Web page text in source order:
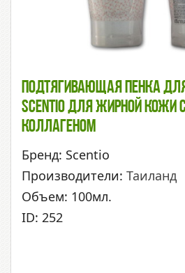
Подтягивающая Пенка
Scentio Для Жирной Кожи
Коллагеном
Бренд: Scentio
Производители: Таиланд
Объем: 100мл.
ID: 252